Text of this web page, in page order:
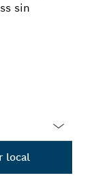
sin
local